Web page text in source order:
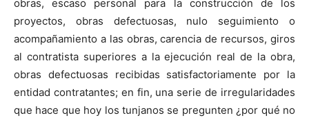
obras, escaso personal para la construcción de los
proyectos, obras defectuosas, nulo seguimiento o
acompañamiento a las obras, carencia de recursos, giros
al contratista superiores a la ejecución real de la obra,
obras defectuosas recibidas satisfactoriamente por la
entidad contratantes; en fin, una serie de irregularidades
que hace que hoy los tunjanos se pregunten ¿por qué no